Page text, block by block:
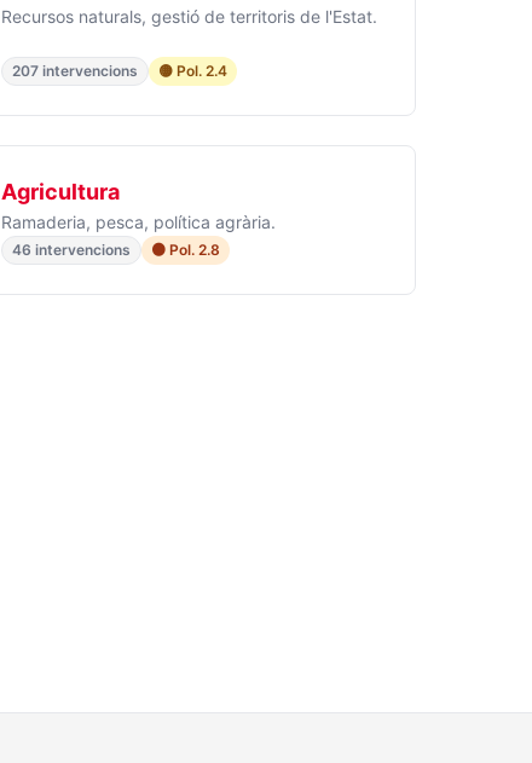
Recursos naturals, gestió de territoris de l'Estat.
207 intervencions 🟡 Pol. 2.4
Agricultura
Ramaderia, pesca, política agrària.
46 intervencions 🟠 Pol. 2.8